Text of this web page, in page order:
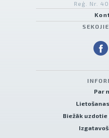
Reģ. Nr.
Par
Biežāk uzdotie